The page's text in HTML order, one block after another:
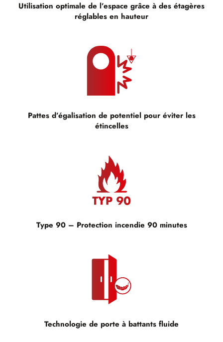
Utilisation optimale de l’espace grâce à des étagères
réglables en hauteur
Pattes d’égalisation de potentiel pour éviter les
étincelles
Type 90 – Protection incendie 90 minutes
Technologie de porte à battants fluide